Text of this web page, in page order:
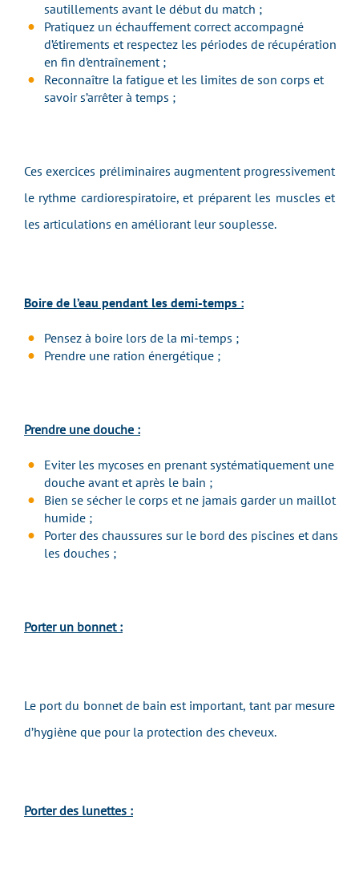
sautillements avant le début du match ;
Pratiquez un échauffement correct accompagné
d’étirements et respectez les périodes de récupération
en fin d’entraînement ;
Reconnaître la fatigue et les limites de son corps et
savoir s’arrêter à temps ;
Ces exercices préliminaires augmentent progressivement
le rythme cardiorespiratoire, et préparent les muscles et
les articulations en améliorant leur souplesse.
Boire de l’eau pendant les demi-temps :
Pensez à boire lors de la mi-temps ;
Prendre une ration énergétique ;
Prendre une douche :
Eviter les mycoses en prenant systématiquement une
douche avant et après le bain ;
Bien se sécher le corps et ne jamais garder un maillot
humide ;
Porter des chaussures sur le bord des piscines et dans
les douches ;
Porter un bonnet :
Le port du bonnet de bain est important, tant par mesure
d’hygiène que pour la protection des cheveux.
Porter des lunettes :